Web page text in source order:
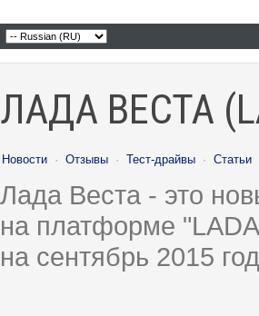
ЛАДА ВЕСТА
Новости · Отзывы · Тест-драйвы · Статьи
Лада Веста - это
на платформе
на сентябрь 2015